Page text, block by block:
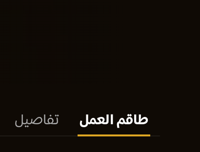
طاقم العمل تفاصيل